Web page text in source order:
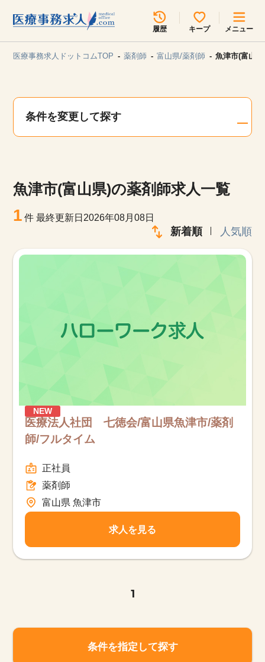
履歴 キープ メニュー
見学会・イベント情報
よくあるご質問
人材をお探しの医療機関・企業様
運営会社
医療事務求人ドットコムTOP 薬剤師 富山県/薬剤師 魚津市(富山
条件を変更して探す
魚津市(富山県)の薬剤師求人一覧
1 件最終更新日2026年08月08日
新着順 人気順
NEW
医療法人社団 七徳会/富山県魚津市/薬剤
師/フルタイム
正社員
薬剤師
富山県 魚津市
求人を見る
1
条件を指定して探す
所在地のエリアを選択してください
各支店担当よりご連絡させていただきます。
関東
甲信越・北陸 中国・四国